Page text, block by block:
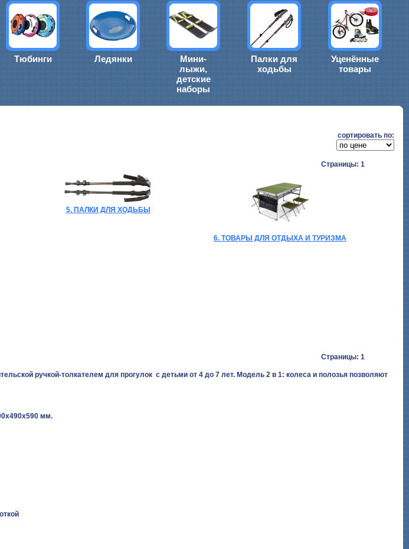
Тюбинги Ледянки
Мини-
лыжи,
детские
наборы
Палки для
ходьбы
Уценённые
товары
cортировать по:
Страницы: 1
5. ПАЛКИ ДЛЯ ХОДЬБЫ
6. ТОВАРЫ ДЛЯ ОТДЫХА И ТУРИЗМА
Страницы: 1
ручкой-толкателем для прогулок с детьми от 4 до 7 лет. Модель 2 в 1: колеса и полозья позволяют
мм.